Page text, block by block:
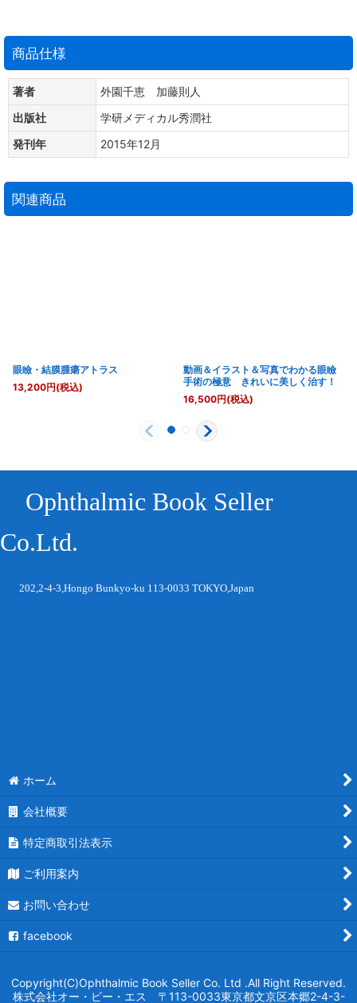
商品仕様
著者
外園千恵 加藤則人
出版社
学研メディカル秀潤社
発刊年
2015年12月
関連商品
眼瞼・結膜腫瘍アトラス
13,200円(税込)
動画＆イラスト＆写真でわかる眼瞼
手術の極意 きれいに美しく治す！
16,500円(税込)
Ophthalmic Book Seller
Co.Ltd.
202,2-4-3,Hongo Bunkyo-ku 113-0033 TOKYO,Japan
ホーム
会社概要
特定商取引法表示
ご利用案内
お問い合わせ
facebook
Copyright(C)Ophthalmic Book Seller Co. Ltd .All Right Reserved.
株式会社オー・ビー・エス 〒113-0033東京都文京区本郷2-4-3-